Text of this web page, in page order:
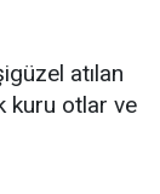
atılan
kuru otlar ve